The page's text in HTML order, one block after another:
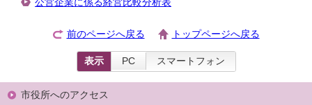
公営企業に係る経営比較分析表
前のページへ戻る トップページへ戻る
表示 PC スマートフォン
市役所へのアクセス